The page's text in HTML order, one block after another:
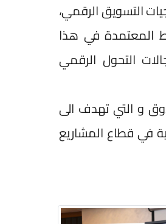
التسويق الرقمي،
المعتمدة في هذا
التحول الرقمي
و التي تهدف الى
في قطاع المشاريع